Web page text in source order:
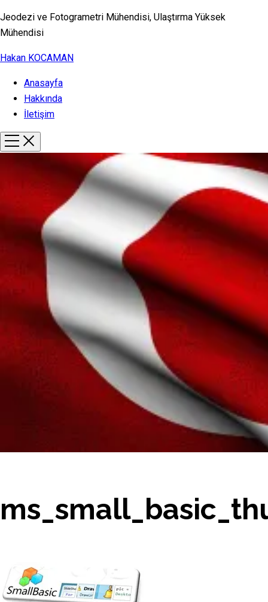
Jeodezi ve Fotogrametri Mühendisi, Ulaştırma Yüksek
Mühendisi
Hakan KOCAMAN
Anasayfa
Hakkında
İletişim